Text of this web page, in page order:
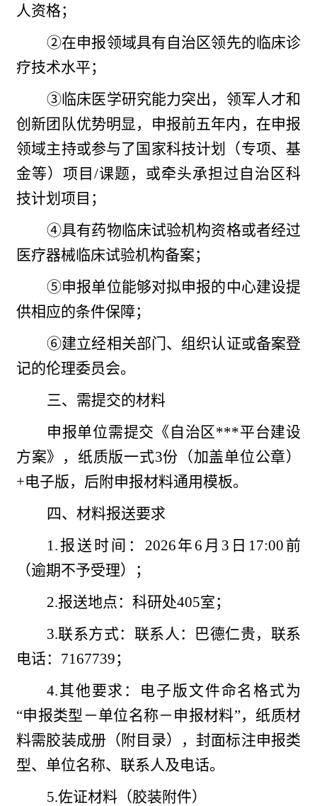
人资格；
②在申报领域具有自治区领先的临床诊
疗技术水平；
③临床医学研究能力突出，领军人才和
创新团队优势明显，申报前五年内，在申报
领域主持或参与了国家科技计划（专项、基
金等）项目/课题，或牵头承担过自治区科
技计划项目；
④具有药物临床试验机构资格或者经过
医疗器械临床试验机构备案；
⑤申报单位能够对拟申报的中心建设提
供相应的条件保障；
⑥建立经相关部门、组织认证或备案登
记的伦理委员会。
三、需提交的材料
申报单位需提交《自治区***平台建设
方案》，纸质版一式3份（加盖单位公章）
+电子版，后附申报材料通用模板。
四、材料报送要求
1.报送时间：2026年6月3日17:00前
（逾期不予受理）；
2.报送地点：科研处405室；
3.联系方式：联系人：巴德仁贵，联系
电话：7167739；
4.其他要求：电子版文件命名格式为
“申报类型－单位名称－申报材料”，纸质材
料需胶装成册（附目录），封面标注申报类
型、单位名称、联系人及电话。
5.佐证材料（胶装附件）